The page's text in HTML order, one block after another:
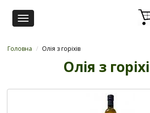
Toggle
navigation
Головна / Олія з горіхів
Олія з